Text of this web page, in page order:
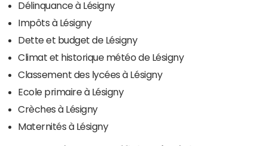
Délinquance à Lésigny
Impôts à Lésigny
Dette et budget de Lésigny
Climat et historique météo de Lésigny
Classement des lycées à Lésigny
Ecole primaire à Lésigny
Crèches à Lésigny
Maternités à Lésigny